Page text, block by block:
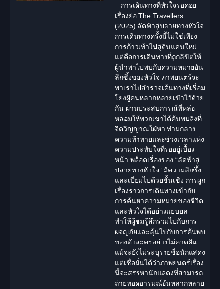
– การเดินทางที่หัวใจรอคอย
เรื่องย่อ The Travellers
(2025) ลัดฟ้าสู่ปลายทางหัวใจ
การเดินทางครั้งนี้ไม่ใช่เพียง
การก้าวเท้าไปสู่ดินแดนใหม่
แต่คือการเดินทางที่ถูกลิขิตให้
ผู้นำพาไปพบกับความหมายอัน
ลึกซึ้งของหัวใจ ภาพยนตร์จะ
พาเราไปสำรวจเส้นทางที่เชื่อม
โยงผู้คนหลากหลายเข้าไว้ด้วย
กัน ผ่านประสบการณ์ที่หล่อ
หลอมให้พวกเขาได้ค้นพบสิ่งที่
จิตวิญญาณใฝ่หา ท่ามกลาง
ความท้าทายและช่วงเวลาแห่ง
ความประทับใจที่รออยู่เบื้อง
หน้า พล็อตเรื่องของ “ลัดฟ้าสู่
ปลายทางหัวใจ” มีความลึกซึ้ง
และเปี่ยมไปด้วยชั้นเชิง การผูก
เรื่องราวการเดินทางเข้ากับ
การค้นหาความหมายของชีวิต
และหัวใจได้อย่างแยบยล
ทำให้ผู้ชมรู้สึกร่วมไปกับการ
ผจญภัยและลุ้นไปกับการค้นพบ
ของตัวละครอย่างไม่คาดฝัน
แม้จะยังไม่ระบุรายชื่อนักแสดง
แต่เชื่อมั่นได้ว่าภาพยนตร์เรื่อง
นี้จะสรรหานักแสดงที่สามารถ
ถ่ายทอดอารมณ์อันหลากหลาย